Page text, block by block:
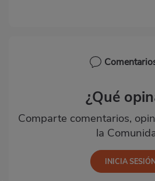
¿Qué
Comparte comentarios,
la